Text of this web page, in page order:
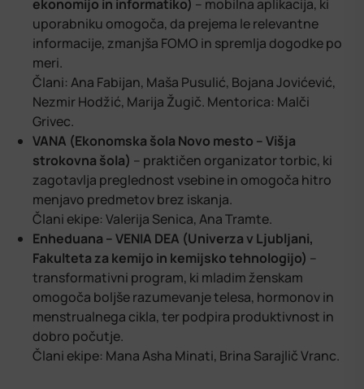
ekonomijo in informatiko) – mobilna aplikacija, ki
uporabniku omogoča, da prejema le relevantne
informacije, zmanjša FOMO in spremlja dogodke po
meri.
Člani: Ana Fabijan, Maša Pusulić, Bojana Jovićević,
Nezmir Hodžić, Marija Žugič. Mentorica: Malči
Grivec.
VANA (Ekonomska šola Novo mesto – Višja
strokovna šola) – praktičen organizator torbic, ki
zagotavlja preglednost vsebine in omogoča hitro
menjavo predmetov brez iskanja.
Člani ekipe: Valerija Senica, Ana Tramte.
Enheduana – VENIA DEA (Univerza v Ljubljani,
Fakulteta za kemijo in kemijsko tehnologijo) –
transformativni program, ki mladim ženskam
omogoča boljše razumevanje telesa, hormonov in
menstrualnega cikla, ter podpira produktivnost in
dobro počutje.
Člani ekipe: Mana Asha Minati, Brina Sarajlič Vranc.